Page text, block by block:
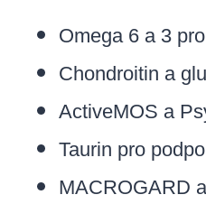
Omega 6 a 3
Chondroitin a
ActiveMOS a
Taurin pro
MACROGARD